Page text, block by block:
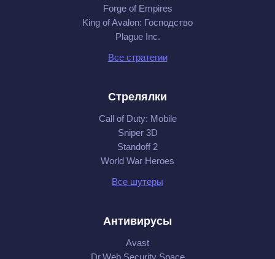
Forge of Empires
King of Avalon: Господство
Plague Inc.
Все стратегии
Стрелялки
Call of Duty: Mobile
Sniper 3D
Standoff 2
World War Heroes
Все шутеры
Антивирусы
Avast
Dr.Web Security Space